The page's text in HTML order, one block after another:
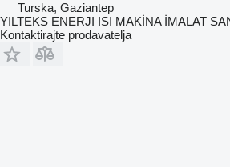
Turska, Gaziantep
YILTEKS ENERJI ISI MAKİNA İMALAT
Kontaktirajte prodavatelja